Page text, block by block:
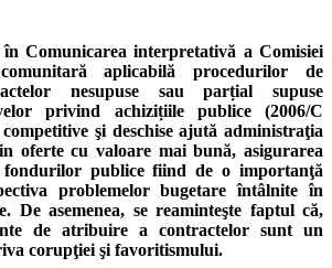
Comunicarea interpretativă a Comisiei
aplicabilă procedurilor de
nesupuse sau parțial supuse
privind achizițiile publice (2006/C
competitive şi deschise ajută administraţia
oferte cu valoare mai bună, asigurarea
publice fiind de o importanţă
problemelor bugetare întâlnite în
De asemenea, se reaminteşte faptul că,
de atribuire a contractelor sunt un
corupţiei şi favoritismului.